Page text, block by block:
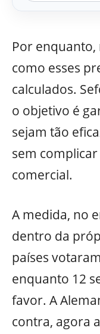
Por
como esses
calculados.
o objetivo é
sejam tão
sem
comercial.
A medida, no
dentro da
países
enquanto 12
favor. A
contra, agora